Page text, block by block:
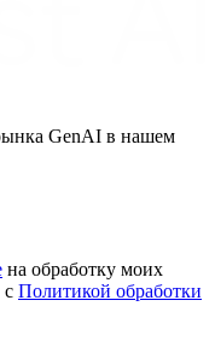
GenAI в нашем
на обработку моих
с Политикой обработки